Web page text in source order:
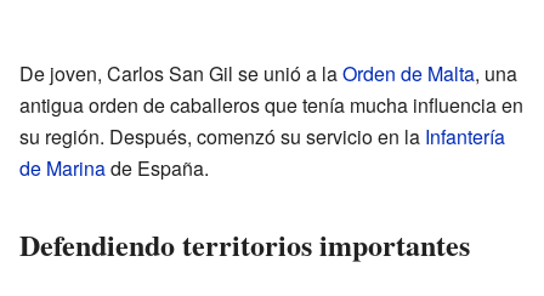
De joven, Carlos San Gil se unió a laOrden de Malta, una
antigua orden de caballeros que tenía mucha influencia en
su región. Después, comenzó su servicio en la Infantería
de Marinade España.
Defendiendo territorios importantes